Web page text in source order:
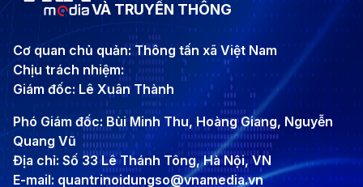
VÀ TRUYỀN THÔNG
Cơ quan chủ quản: Thông tấn xã Việt Nam
Chịu trách nhiệm:
Giám đốc: Lê Xuân Thành
Phó Giám đốc: Bùi Minh Thu, Hoàng Giang, Nguyễn
Quang Vũ
Địa chỉ: Số 33 Lê Thánh Tông, Hà Nội, VN
E-mail: quantrinoidungso@vnamedia.vn